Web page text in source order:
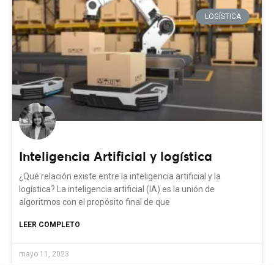
LOGÍSTICA
Inteligencia Artificial y logística
¿Qué relación existe entre la inteligencia artificial y la
logística? La inteligencia artificial (IA) es la unión de
algoritmos con el propósito final de que
LEER COMPLETO
mayo 11, 2023